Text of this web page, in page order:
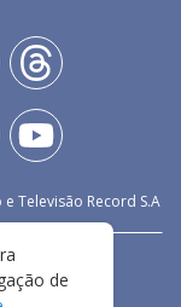
Televisão Record S.A
de